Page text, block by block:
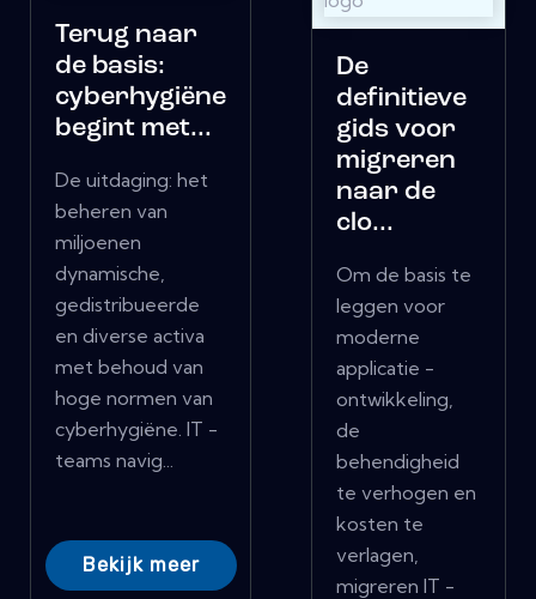
Terug naar
de basis:
cyberhygiëne
begint met...
De uitdaging: het
beheren van
miljoenen
dynamische,
gedistribueerde
en diverse activa
met behoud van
hoge normen van
cyberhygiëne. IT -
teams navig...
Bekijk meer
De
definitieve
gids voor
migreren
naar de
clo...
Om de basis te
leggen voor
moderne
applicatie -
ontwikkeling,
de
behendigheid
te verhogen en
kosten te
verlagen,
migreren IT -